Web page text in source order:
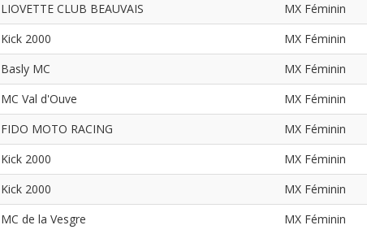
LIOVETTE CLUB BEAUVAIS MX Féminin
Kick 2000 MX Féminin
Basly MC MX Féminin
MC Val d'Ouve MX Féminin
FIDO MOTO RACING MX Féminin
Kick 2000 MX Féminin
Kick 2000 MX Féminin
MC de la Vesgre MX Féminin